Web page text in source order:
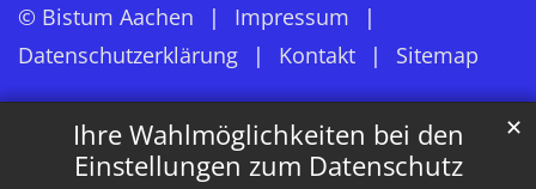
Ihre Wahlmöglichkeiten bei den
Einstellungen zum Datenschutz
✕
© Bistum Aachen
Impressum
Datenschutzerklärung
Kontakt Sitemap